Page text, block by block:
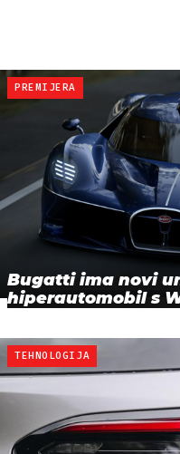
PREMIJERA
Bugatti ima novi
hiperautomobil s
TEHNOLOGIJA